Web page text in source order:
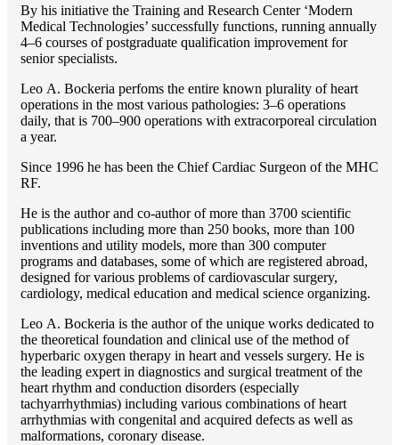
By his initiative the Training and Research Center ‘Modern
Medical Technologies’ successfully functions, running annually
4–6 courses of postgraduate qualification improvement for
senior specialists.
Lео A. Bockeria perfoms the entire known plurality of heart
operations in the most various pathologies: 3–6 operations
daily, that is 700–900 operations with extracorporeal circulation
a year.
Since 1996 he has been the Chief Cardiac Surgeon of the MHС
RF.
He is the author and co-author of more than 3700 scientific
publications including more than 250 books, more than 100
inventions and utility models, more than 300 computer
programs and databases, some of which are registered abroad,
designed for various problems of cardiоvascular surgery,
cardiology, medical education and medical science organizing.
Lео A. Bockeria is the author of the unique works dedicated to
the theoretical foundation and clinical use of the method of
hyperbaric oxygen therapy in heart and vessels surgery. He is
the leading expert in diagnostics and surgical treatment of the
heart rhythm and conduction disorders (especially
tachyarrhythmias) including various combinations of heart
arrhythmias with congenital and acquired defects as well as
malformations, coronary disease.